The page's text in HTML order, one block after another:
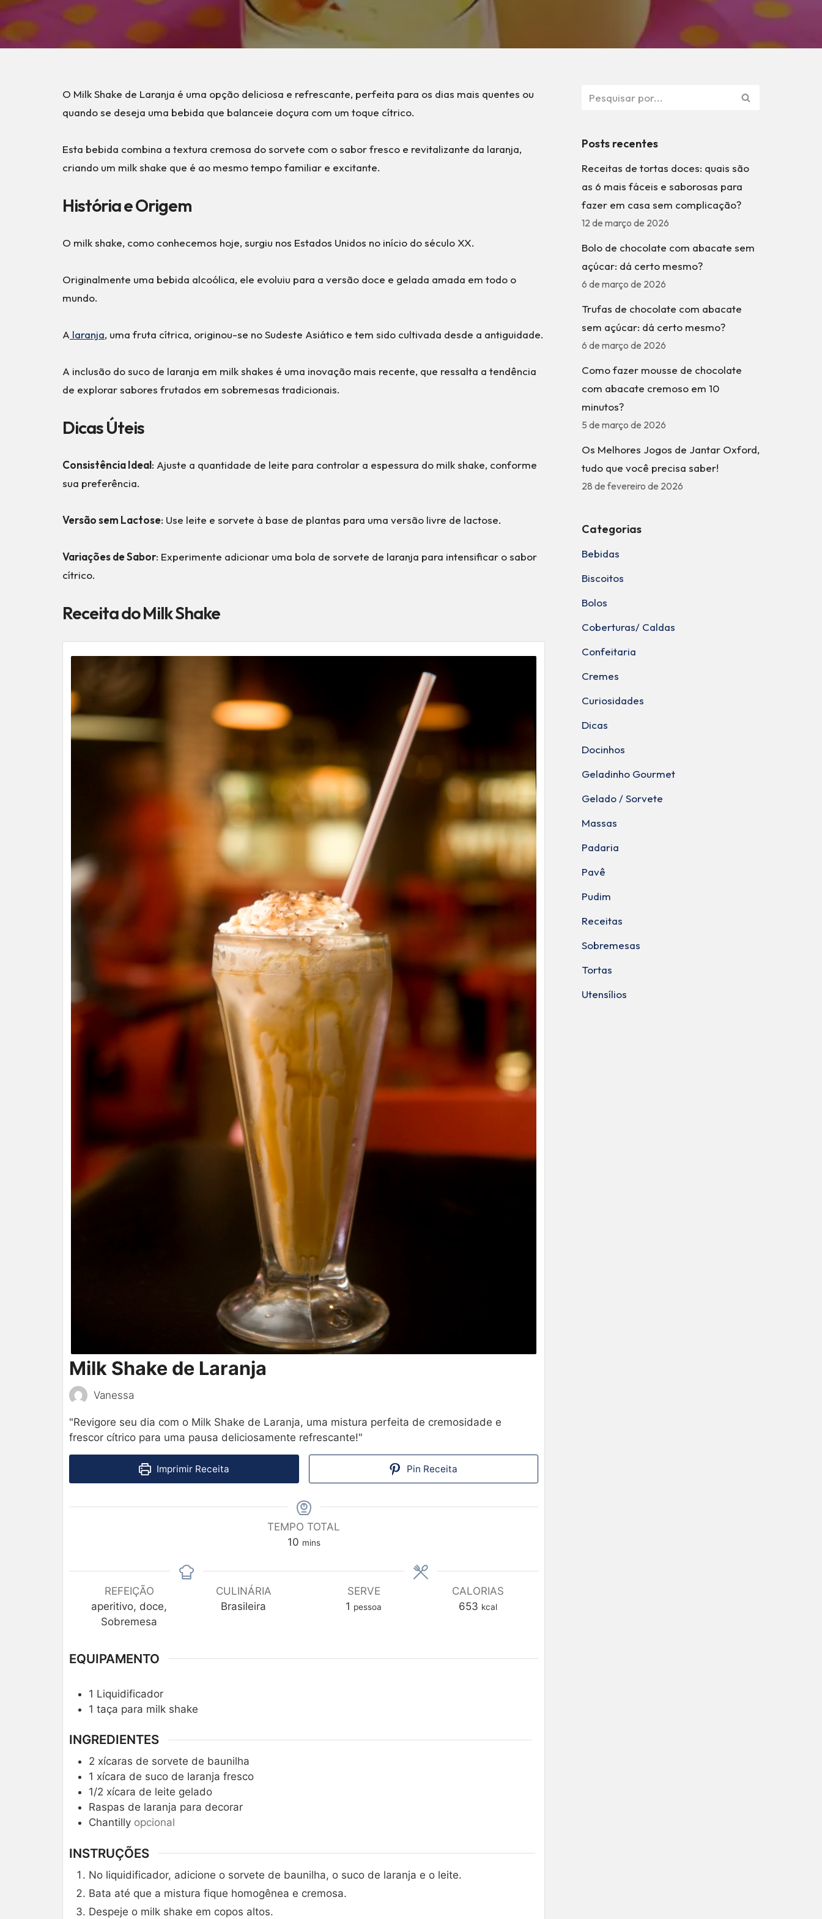
O Milk Shake de Laranja é uma opção deliciosa e refrescante, perfeita para os dias mais quentes ou
quando se deseja uma bebida que balanceie doçura com um toque cítrico.
Esta bebida combina a textura cremosa do sorvete com o sabor fresco e revitalizante da laranja,
criando um milk shake que é ao mesmo tempo familiar e excitante.
História e Origem
O milk shake, como conhecemos hoje, surgiu nos Estados Unidos no início do século XX.
Originalmente uma bebida alcoólica, ele evoluiu para a versão doce e gelada amada em todo o
mundo.
A laranja, uma fruta cítrica, originou-se no Sudeste Asiático e tem sido cultivada desde a antiguidade.
A inclusão do suco de laranja em milk shakes é uma inovação mais recente, que ressalta a tendência
de explorar sabores frutados em sobremesas tradicionais.
Dicas Úteis
Consistência Ideal: Ajuste a quantidade de leite para controlar a espessura do milk shake, conforme
sua preferência.
Versão sem Lactose: Use leite e sorvete à base de plantas para uma versão livre de lactose.
Variações de Sabor: Experimente adicionar uma bola de sorvete de laranja para intensificar o sabor
cítrico.
Receita do Milk Shake
Milk Shake de Laranja
Vanessa
"Revigore seu dia com o Milk Shake de Laranja, uma mistura perfeita de cremosidade e
frescor cítrico para uma pausa deliciosamente refrescante!"
Imprimir Receita Pin Receita
TEMPO TOTAL
10 mins
REFEIÇÃO
aperitivo, doce,
Sobremesa
CULINÁRIA
Brasileira
SERVE
1 pessoa
CALORIAS
653 kcal
EQUIPAMENTO
1 Liquidificador
1 taça para milk shake
INGREDIENTES
2 xícaras de sorvete de baunilha
1 xícara de suco de laranja fresco
1/2 xícara de leite gelado
Raspas de laranja para decorar
Chantilly opcional
INSTRUÇÕES
No liquidificador, adicione o sorvete de baunilha, o suco de laranja e o leite.
Bata até que a mistura fique homogênea e cremosa.
Despeje o milk shake em copos altos.
Posts recentes
Receitas de tortas doces: quais são
as 6 mais fáceis e saborosas para
fazer em casa sem complicação?
12 de março de 2026
Bolo de chocolate com abacate sem
açúcar: dá certo mesmo?
6 de março de 2026
Trufas de chocolate com abacate
sem açúcar: dá certo mesmo?
6 de março de 2026
Como fazer mousse de chocolate
com abacate cremoso em 10
minutos?
5 de março de 2026
Os Melhores Jogos de Jantar Oxford,
tudo que você precisa saber!
28 de fevereiro de 2026
Categorias
Bebidas
Biscoitos
Bolos
Coberturas/ Caldas
Confeitaria
Cremes
Curiosidades
Dicas
Docinhos
Geladinho Gourmet
Gelado / Sorvete
Massas
Padaria
Pavê
Pudim
Receitas
Sobremesas
Tortas
Utensílios